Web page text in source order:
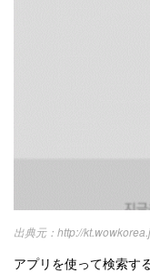
http://
アプリを使って検索す